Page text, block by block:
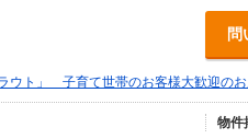
問
ウト」 子育て世帯のお客様大歓迎のお
物件